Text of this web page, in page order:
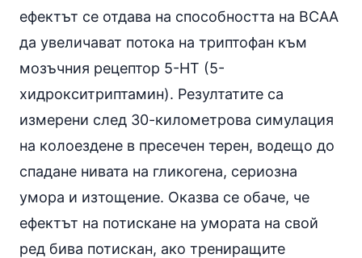
ефектът се отдава на способността на BCAA
да увеличават потока на триптофан към
мозъчния рецептор 5-HT (5-
хидрокситриптамин). Резултатите са
измерени след 30-километрова симулация
на колоездене в пресечен терен, водещо до
спадане нивата на гликогена, сериозна
умора и изтощение. Оказва се обаче, че
ефектът на потискане на умората на свой
ред бива потискан, ако трениращите